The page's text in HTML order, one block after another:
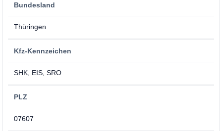
Bundesland
Thüringen
Kfz-Kennzeichen
SHK, EIS, SRO
PLZ
07607